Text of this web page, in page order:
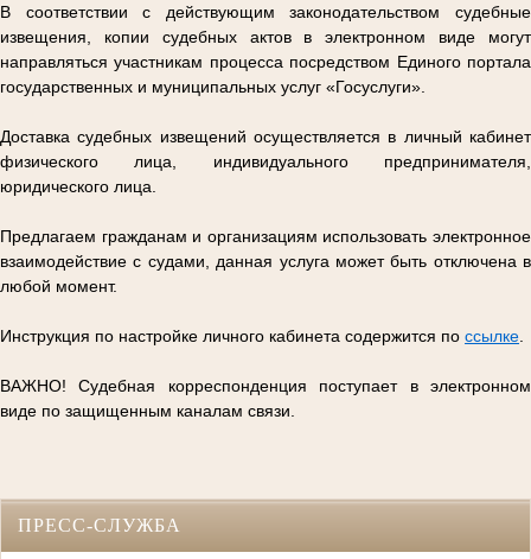
В соответствии с действующим законодательством судебные
извещения, копии судебных актов в электронном виде могут
направляться участникам процесса посредством Единого портала
государственных и муниципальных услуг «Госуслуги».
Доставка судебных извещений осуществляется в личный кабинет
физического лица, индивидуального предпринимателя,
юридического лица.
Предлагаем гражданам и организациям использовать электронное
взаимодействие с судами, данная услуга может быть отключена в
любой момент.
Инструкция по настройке личного кабинета содержится по ссылке
ВАЖНО! Судебная корреспонденция поступает в электронном
виде по защищенным каналам связи.
ПРЕСС-СЛУЖБА